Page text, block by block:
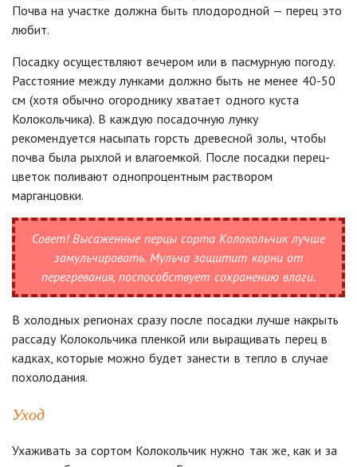
Почва на участке должна быть плодородной — перец это
любит.
Посадку осуществляют вечером или в пасмурную погоду.
Расстояние между лунками должно быть не менее 40-50
см (хотя обычно огороднику хватает одного куста
Колокольчика). В каждую посадочную лунку
рекомендуется насыпать горсть древесной золы, чтобы
почва была рыхлой и влагоемкой. После посадки перец-
цветок поливают однопроцентным раствором
марганцовки.
Совет!Высаженные перцы сорта Колокольчик лучше
замульчировать. Мульча защитит корни от
перегревания, поспособствует сохранению влаги.
В холодных регионах сразу после посадки лучше накрыть
рассаду Колокольчика пленкой или выращивать перец в
кадках, которые можно будет занести в тепло в случае
похолодания.
Уход
Ухаживать за сортом Колокольчик нужно так же, как и за